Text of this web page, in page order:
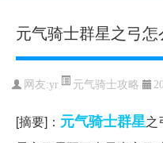
元气骑士群星之弓
网友:yr 元气骑士攻略
[摘要]： 元气骑士群星之